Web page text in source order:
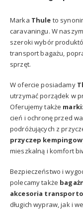
Marka Thule to
caravaningu. W
szeroki wybór
transport bagażu,
sprzęt.
W ofercie posiadamy
utrzymać porządek w
Oferujemy także
cień i ochronę przed
podróżujących z
przyczep
mieszkalną i komfort
Bezpieczeństwo i
polecamy także
akcesoria
długich wypraw, jak i